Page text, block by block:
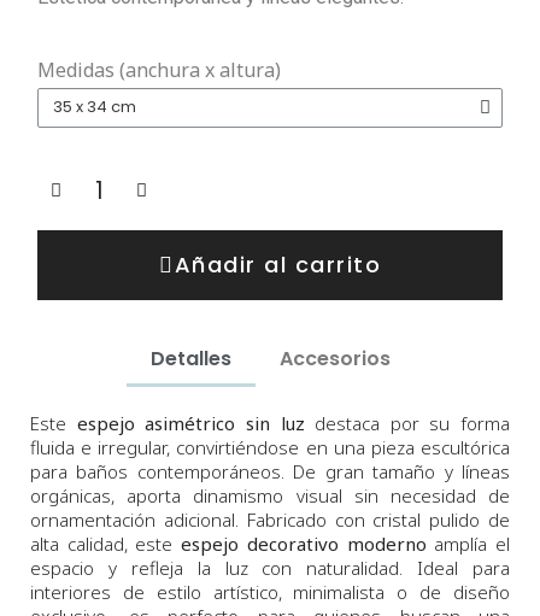
Medidas (anchura x altura)
Añadir al carrito
Detalles Accesorios
Este espejo asimétrico sin luz destaca por su forma
fluida e irregular, convirtiéndose en una pieza escultórica
para baños contemporáneos. De gran tamaño y líneas
orgánicas, aporta dinamismo visual sin necesidad de
ornamentación adicional. Fabricado con cristal pulido de
alta calidad, esteespejo decorativo moderno amplía el
espacio y refleja la luz con naturalidad. Ideal para
interiores de estilo artístico, minimalista o de diseño